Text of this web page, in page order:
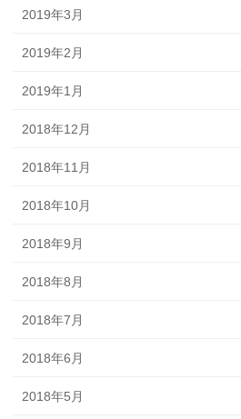
2019年3月
2019年2月
2019年1月
2018年12月
2018年11月
2018年10月
2018年9月
2018年8月
2018年7月
2018年6月
2018年5月